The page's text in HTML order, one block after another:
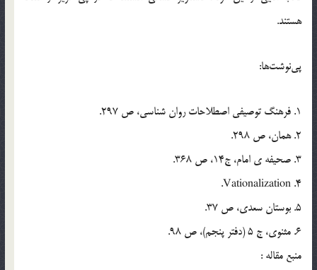
هستند.
پی‌نوشت‌ها:
1. فرهنگ توصیفی اصطلاحات روان شناسی، ص 297.
2. همان، ص 298.
3. صحیفه ی امام، ج14، ص 368.
4. Vationalization.
5. بوستان سعدی، ص 37.
6. مثنوی، ج 5 (دفتر پنجم)، ص 98.
منبع مقاله :